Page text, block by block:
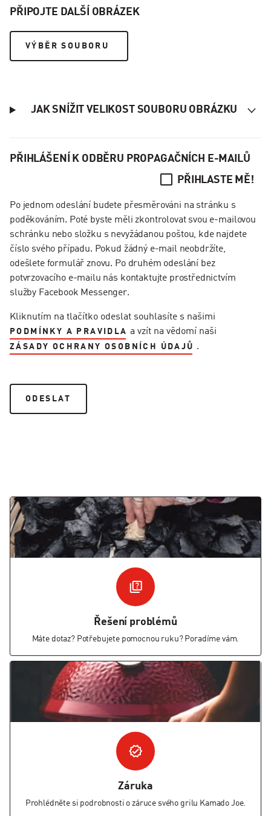
PŘIPOJTE DALŠÍ OBRÁZEK
VÝBĚR SOUBORU
JAK SNÍŽIT VELIKOST SOUBORU OBRÁZKU
PŘIHLÁŠENÍ K ODBĚRU PROPAGAČNÍCH E-MAILŮ
PŘIHLASTE MĚ!
Po jednom odeslání budete přesměrováni na stránku s
poděkováním. Poté byste měli zkontrolovat svou e-mailovou
schránku nebo složku s nevyžádanou poštou, kde najdete
číslo svého případu. Pokud žádný e-mail neobdržíte,
odešlete formulář znovu. Po druhém odeslání bez
potvrzovacího e-mailu nás kontaktujte prostřednictvím
služby Facebook Messenger.
Kliknutím na tlačítko odeslat souhlasíte s našimi
PODMÍNKY A PRAVIDLA a vzít na vědomí naši
ZÁSADY OCHRANY OSOBNÍCH ÚDAJŮ .
Řešení problémů
Máte dotaz? Potřebujete pomocnou ruku? Poradíme vám.
Záruka
Prohlédněte si podrobnosti o záruce svého grilu Kamado Joe.